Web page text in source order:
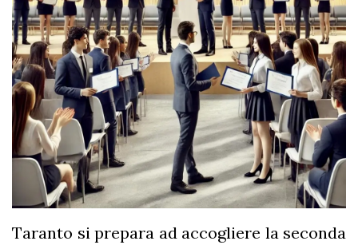
Taranto si prepara ad accogliere la seconda